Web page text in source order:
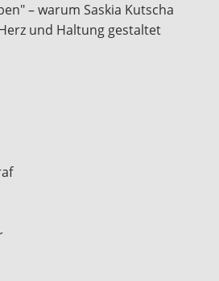
– warum Saskia Kutscha
und Haltung gestaltet